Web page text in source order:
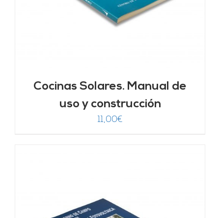
Cocinas Solares. Manual de
uso y construcción
11,00€